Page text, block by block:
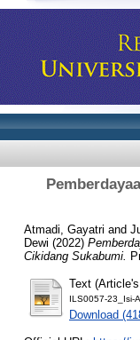
Atmadi, Gayatri and
Dewi (2022)
Cikidang Sukabumi.
Text
ILS0057-23_Isi-
Download